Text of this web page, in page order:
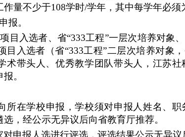
量不少于108学时/学年，其中每学年必须
报。
目入选者、省“333工程”一层次培养对象
目入选者（省“333工程”二层次培养对象
术带头人、优秀教学团队带头人，江苏
。
所在学校申报，学校须对申报人姓名、
，经公示无异议后向省教育厅推荐。
对申报人选进行评选，评选结果公示无异议